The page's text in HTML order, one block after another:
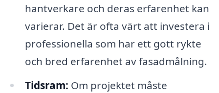
hantverkare och deras erfarenhet kan
varierar. Det är ofta värt att investera i
professionella som har ett gott rykte
och bred erfarenhet av fasadmålning.
Tidsram: Om projektet måste